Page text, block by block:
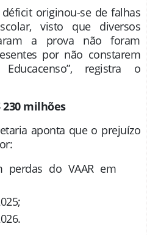
originou-se de falhas
visto que diversos
a prova não foram
por não constarem
registra o
milhões
aponta que o prejuízo
perdas do VAAR em